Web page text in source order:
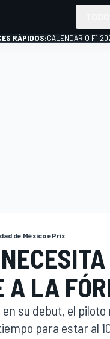
RÁPIDOS:CALENDARIO F1
de México ePrix
A LA
su debut, el
para estar al